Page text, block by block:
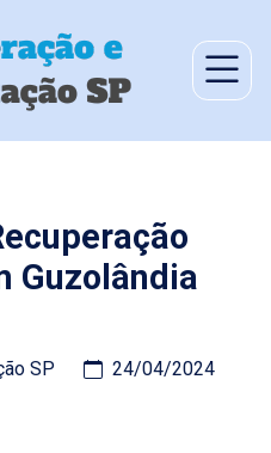
Guzolândia
SP 24/04/2024